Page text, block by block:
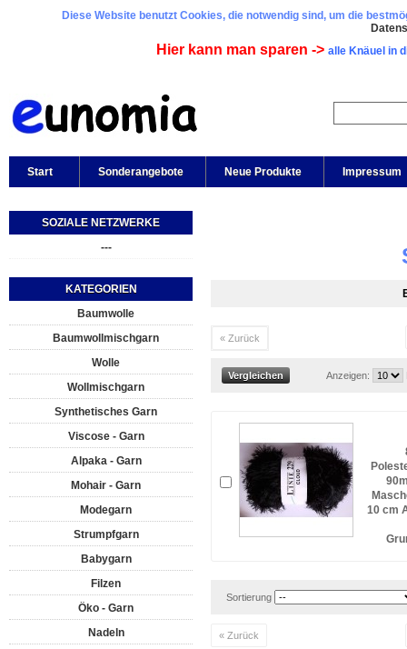
Diese Website benutzt Cookies, die notwendig sind, um die
Hier kann man sparen -> alle Knäuel in
Start Sonderangebote Neue Produkte Impressum
SOZIALE NETZWERKE
---
KATEGORIEN
Baumwolle
Baumwollmischgarn
Wolle
Wollmischgarn
Synthetisches Garn
Viscose - Garn
Alpaka - Garn
Mohair - Garn
Modegarn
Strumpfgarn
Babygarn
Filzen
Öko - Garn
Nadeln
« Zurück
Anzeigen:
10 cm
Sortierung
« Zurück